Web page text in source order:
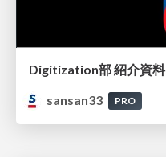
Digitization部 紹介資料
sansan33
PRO